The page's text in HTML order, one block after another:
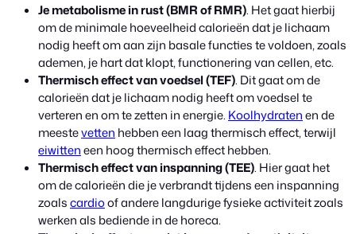
Je metabolisme in rust (BMR of RMR). Het gaat hierbij
om de minimale hoeveelheid calorieën dat je lichaam
nodig heeft om aan zijn basale functies te voldoen, zoals
ademen, je hart dat klopt, functionering van cellen, etc.
Thermisch effect van voedsel (TEF). Dit gaat om de
calorieën dat je lichaam nodig heeft om voedsel te
verteren en om te zetten in energie. Koolhydratenen de
meestevetten hebben een laag thermisch effect, terwijl
eiwitteneen hoog thermisch effect hebben.
Thermisch effect van inspanning (TEE). Hier gaat het
om de calorieën die je verbrandt tijdens een inspanning
zoalscardioof andere langdurige fysieke activiteit zoals
werken als bediende in de horeca.